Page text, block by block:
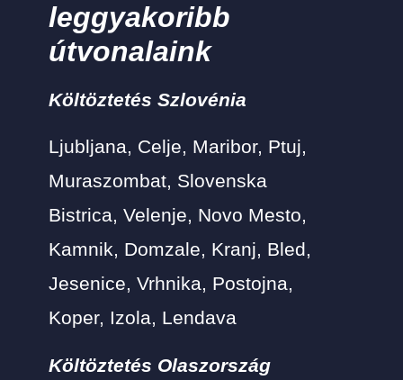
leggyakoribb
útvonalaink
Költöztetés Szlovénia
Ljubljana, Celje, Maribor, Ptuj,
Muraszombat, Slovenska
Bistrica, Velenje, Novo Mesto,
Kamnik, Domzale, Kranj, Bled,
Jesenice, Vrhnika, Postojna,
Koper, Izola, Lendava
Költöztetés Olaszország